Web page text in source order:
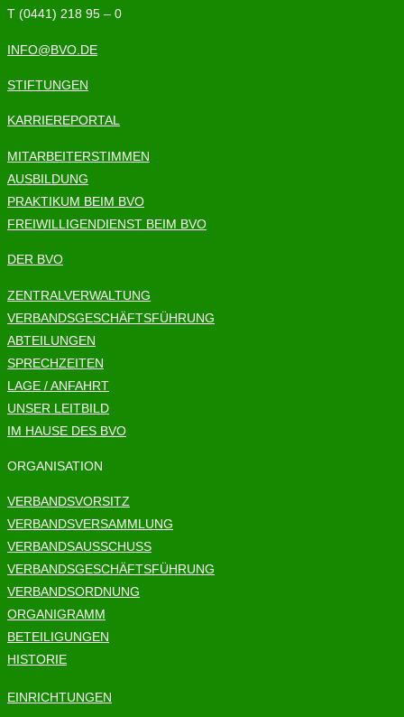
T (0441) 218 95 – 0
INFO@BVO.DE
STIFTUNGEN
KARRIEREPORTAL
MITARBEITERSTIMMEN
AUSBILDUNG
PRAKTIKUM BEIM BVO
FREIWILLIGENDIENST BEIM BVO
DER BVO
ZENTRALVERWALTUNG
VERBANDSGESCHÄFTSFÜHRUNG
ABTEILUNGEN
SPRECHZEITEN
LAGE / ANFAHRT
UNSER LEITBILD
IM HAUSE DES BVO
ORGANISATION
VERBANDSVORSITZ
VERBANDSVERSAMMLUNG
VERBANDSAUSSCHUSS
VERBANDSGESCHÄFTSFÜHRUNG
VERBANDSORDNUNG
ORGANIGRAMM
BETEILIGUNGEN
HISTORIE
EINRICHTUNGEN